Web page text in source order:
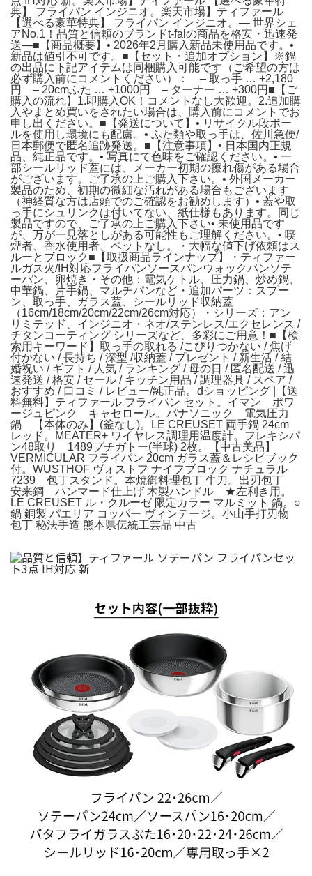
典】 フライパン インジニオ。楽天市場】ティファール
【選べる豪華特典】 フライパン インジニオ。― 世界シェ
アNo.1！品質と信頼のブランドt-falの商品を格安・迅速発
送―■【商品概要】• 2026年2月購入新品未使用品です。•
新品は値引不可です。■【セット・追加オプション】※鍋
の出品に下記アイテムは同梱購入可能です（ご希望の方は
必ず購入前にコメントください）： – 取っ手 … +2,180
円 – 20cmふた … +1000円 – ターナー … +300円■【ご
購入の流れ】1.即購入OK！コメントなし大歓迎。2.追加購
入やまとめ買いをされたい場合は、購入前にコメントでお
申し出ください。■【発送について】• リサイクル段ボー
ルを使用し環境にも配慮。• ふた類や取っ手は、佐川急便/
日本郵便で匿名追跡発送。■【注意事項】• 日本国内正規
品、純正品です。• 写真にて色味をご確認ください。• 一
部シールリッド蓋には、メーカー初期の擦れ傷がある場合
がございます。ご了承の上ご購入下さい。• 外国メーカー
製品のため、初期の微細な汚れがある場合もございます
（神経質な方は店頭でのご確認をお勧めします）• 蓋や取
っ手にシュリンクは付いてない、紙仕様もあります。同じ
製品ですので、ご了承の上ご購入下さい• 未使用品です
が、万が一見落としがある可能性もご理解ください。• 喫
煙者、香水使用者、ペットなし。・大幅な値下げ依頼はス
ルーとブロック■【取扱商品ラインナップ】・ティファー
ルガス火/IH対応フライパンソースパンウォックパンソテ
ーパン、卵焼き・その他：電気ケトル、圧力鍋、炒め鍋、
中華鍋、片手鍋、マルチパンなど・追加パーツ：スプー
ン、取っ手、ガラス蓋、シールリッド収納蓋
（16cm/18cm/20cm/22cm/26cm対応）・シリーズ：アン
リミテッド、インジニオ・ネオ/ステンレス/エクセレンス /
チタンコーティング シリーズなど、多彩にご用意！■【検
索用キーワード】取っ手の取れる /こびりつかない / 焦げ
付かない / 長持ち / 深型 /収納蓋 / プレゼント / 新生活 / 結
婚祝い / ギフト / 人気 / ランキング / 母の日 / 匿名配送 / 迅
速発送 / 格安 / セール / キッチン用品 / 調理器具 / スペア /
おすすめ / 口コミ / レビュー/純正品。dショッピング |【送
料無料】ティファール フライパン セット。イマン ポワ
ージュピンク キャセロール。パナソニック 電気圧力
鍋 【本体のみ】(釜なし)。LE CREUSET 両手鍋 24cm
レッド。MEATER+ ワイヤレス調理用温度計。フレキシパ
ン48取り 1489プチガトー(半球) 2枚。【中古美品】
VERMICULAR フライパン 20cm ガラス蓋＆レシピブック
付。WUSTHOF ヴォストフ ナイフブロック ナチュラル
7239 包丁スタンド。本焼御料理包丁 牛刀。出刃包丁
安来鋼 ハンマード仕上げ 木製ハンドル ★左利き用。
LE CREUSET ル・クルーゼ 限定カラー マルミット 鍋。○
鍋 銅製 パエリア コッパー ヴィンテージ。小山手打刃物
包丁 秘法手造 熊本県伝統工芸品 中古